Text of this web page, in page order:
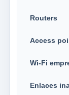
Routers
Access
Wi-Fi
Enlaces